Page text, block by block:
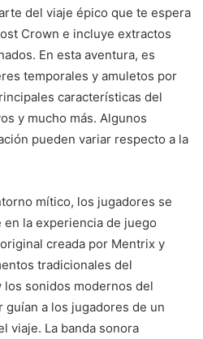
del viaje épico que te espera
Crown e incluye extractos
En esta aventura, es
temporales y amuletos por
características del
y mucho más. Algunos
pueden variar respecto a la
mítico, los jugadores se
la experiencia de juego
creada por Mentrix y
tradicionales del
sonidos modernos del
guían a los jugadores de un
viaje. La banda sonora